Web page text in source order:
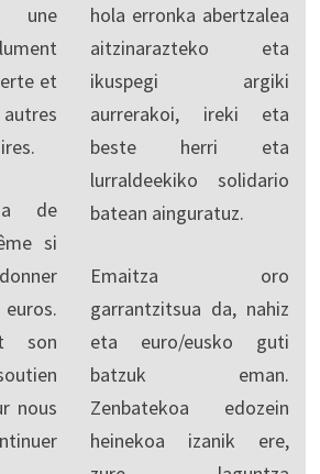
une
et
a de
si
son
nous
hola erronka abertzalea
aitzinarazteko eta
ikuspegi argiki
aurrerakoi, ireki eta
beste herri eta
lurraldeekiko solidario
batean ainguratuz.
Emaitza oro
garrantzitsua da, nahiz
eta euro/eusko guti
batzuk eman.
Zenbatekoa edozein
heinekoa izanik ere,